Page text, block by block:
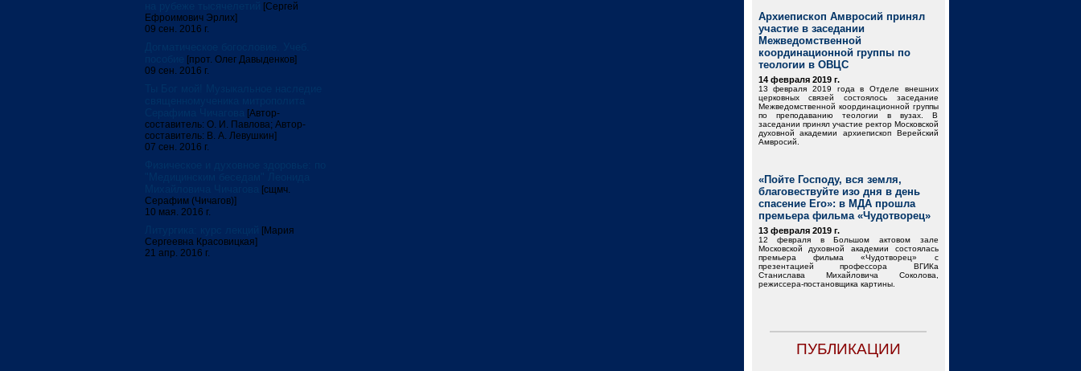
[Сергей
Ефроимович Эрлих]
09 сен. 2016 г.
[прот. Олег Давыденков]
09 сен. 2016 г.
[Автор-
составитель: О. И. Павлова; Автор-
составитель: В. А. Левушкин]
07 сен. 2016 г.
[сщмч.
Серафим (Чичагов)]
10 мая. 2016 г.
[Мария
Сергеевна Красовицкая]
21 апр. 2016 г.
Архиепископ Амвросий принял
участие в заседании
Межведомственной
координационной группы по
теологии в ОВЦС
14 февраля 2019 г.
13 февраля 2019 года в Отделе внешних
церковных связей состоялось заседание
Межведомственной координационной группы
по преподаванию теологии в вузах. В
заседании принял участие ректор Московской
духовной академии архиепископ Верейский
Амвросий.
«Пойте Господу, вся земля,
благовествуйте изо дня в день
спасение Его»: в МДА прошла
премьера фильма «Чудотворец»
13 февраля 2019 г.
12 февраля в Большом актовом зале
Московской духовной академии состоялась
премьера фильма «Чудотворец» с
презентацией профессора ВГИКа
Станислава Михайловича Соколова,
режиссера-постановщика картины.
ПУБЛИКАЦИИ